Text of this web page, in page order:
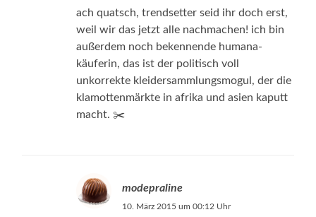
ach quatsch, trendsetter seid ihr doch erst,
weil wir das jetzt alle nachmachen! ich bin
außerdem noch bekennende humana-
käuferin, das ist der politisch voll
unkorrekte kleidersammlungsmogul, der die
klamottenmärkte in afrika und asien kaputt
macht. ✂️
modepraline
10. März 2015 um 00:12 Uhr